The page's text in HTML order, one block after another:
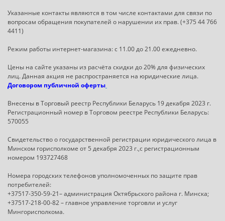
Указанные контакты являются в том числе контактами для связи по
вопросам обращения покупателей о нарушении их прав. (+375 44 766
4411)
Режим работы интернет-магазина: с 11.00 до 21.00 ежедневно.
Цены на сайте указаны из расчёта скидки до 20% для физических
лиц. Данная акция не распространяется на юридические лица.
Договором публичной оферты
Внесены в Торговый реестр Республики Беларусь 19 декабря 2023 г.
Регистрационный номер в Торговом реестре Республики Беларусь:
570055
Свидетельство о государственной регистрации юридического лица в
Минском горисполкоме от 5 декабря 2023 г.,с регистрационным
номером 193727468
Номера городских телефонов уполномоченных по защите прав
потребителей:
+37517-350-59-21– администрация Октябрьского района г. Минска;
+37517-218-00-82 – главное управление торговли и услуг
Мингорисполкома.